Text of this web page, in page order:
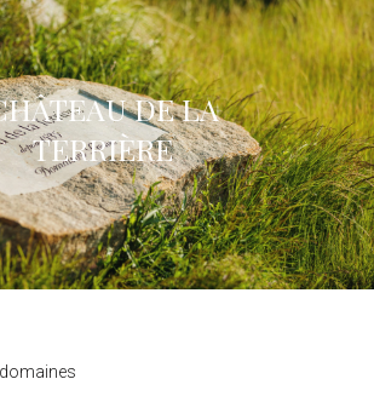
DE LA
TERRIÈRE